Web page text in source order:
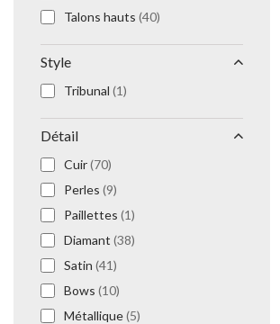
Talons hauts (40)
Style
Tribunal (1)
Détail
Cuir(70)
Perles (9)
Paillettes (1)
Diamant (38)
Satin (41)
Bows (10)
Métallique(5)